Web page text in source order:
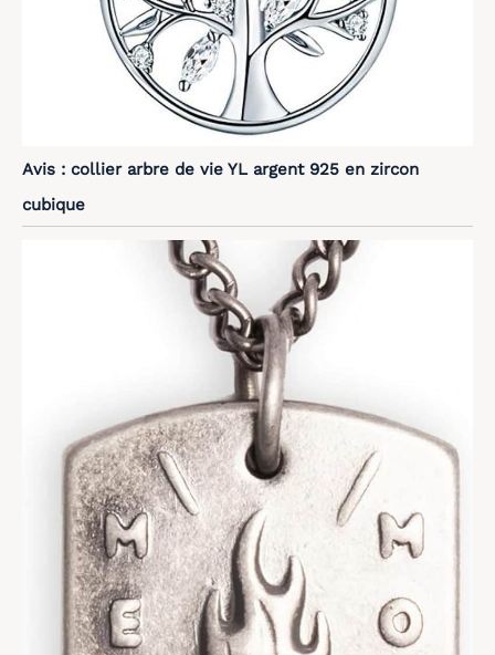
Avis : collier arbre de vie YL argent 925 en zircon
cubique